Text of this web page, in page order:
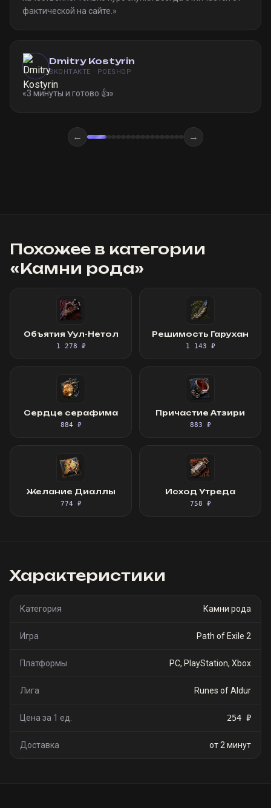
фактической на сайте. »
Dmitry Kostyrin
ВКОНТАКТЕ · POESHOP
«3 минуты и готово 👍»
← →
Похожее в категории
«Камни рода»
Объятия Уул-Нетол
1 278 ₽
Решимость Гарухан
1 143 ₽
Сердце серафима
884 ₽
Причастие Атзири
883 ₽
Желание Диаллы
774 ₽
Исход Утреда
758 ₽
Характеристики
Категория Камни рода
Игра Path of Exile 2
Платформы PC, PlayStation, Xbox
Лига Runes of Aldur
Цена за 1 ед. 254 ₽
Доставка от 2 минут